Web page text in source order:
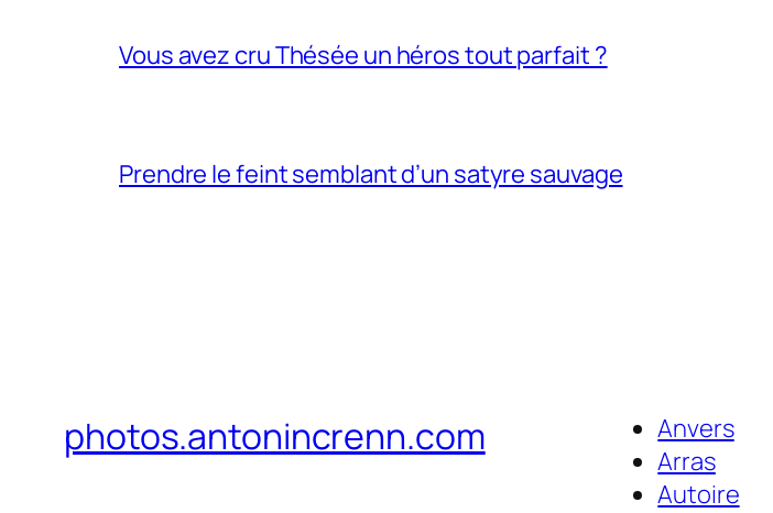
Vous avez cru Thésée un héros tout parfait ?
Prendre le feint semblant d’un satyre sauvage
photos.antonincrenn.com
Anvers
Arras
Autoire